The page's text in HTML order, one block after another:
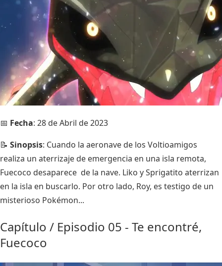
📅 Fecha: 28 de Abril de 2023
📝 Sinopsis: Cuando la aeronave de los Voltioamigos
realiza un aterrizaje de emergencia en una isla remota,
Fuecoco desaparece de la nave. Liko y Sprigatito aterrizan
en la isla en buscarlo. Por otro lado, Roy, es testigo de un
misterioso Pokémon...
Capítulo / Episodio 05 - Te encontré,
Fuecoco